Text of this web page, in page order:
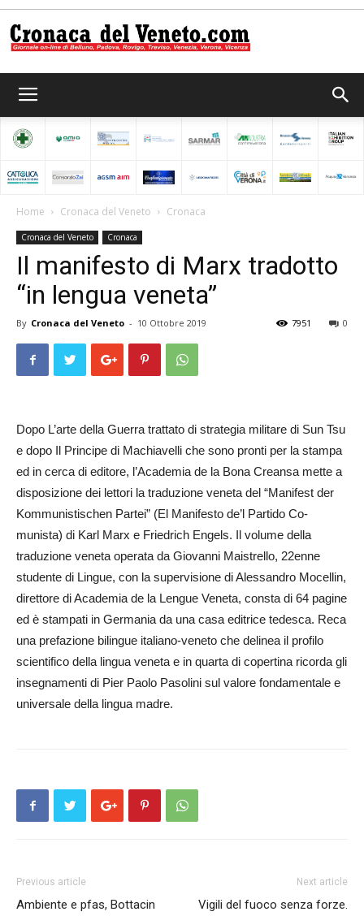
del
Home Cronaca del Veneto Cronaca
Cronaca del Veneto Cronaca
Il manifesto di Marx tradotto
“in lengua veneta”
By Cronaca del Veneto - 10 Ottobre 2019 0
7951
Dopo L’arte della Guerra trattato di strategia militare di Sun Tsu
e dopo Il Principe di Machiavelli che sono pronti per la stampa
ed in cerca di editore, l’Academia de la Bona Creansa mette a
disposizione dei lettori la traduzione veneta del “Manifest der
Kommunistischen Partei” (El Manifesto de’l Partido Co­
munista) di Karl Marx e Friedrich Engels. Il volume della
traduzione veneta operata da Giovanni Maistrello, 22enne
studente di Lingue, con la supervisione di Alessandro Mocellin,
direttore di Academia de la Lengue Veneta, consta di 64 pagine
ed è stampati in Germania da una casa editrice tedesca. Reca
una prefazione bilingue italiano-veneto che delinea il profilo
scientifico della lingua veneta e in quarta di copertina ricorda gli
insegnamenti di Pier Paolo Pasolini sul valore fondamentale e
universale della lingua madre.
Previous article
Ambiente e pfas, Bottacin
Next article
Vigili del fuoco senza forze.